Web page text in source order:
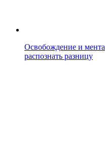
Освобождение и
распознать разницу